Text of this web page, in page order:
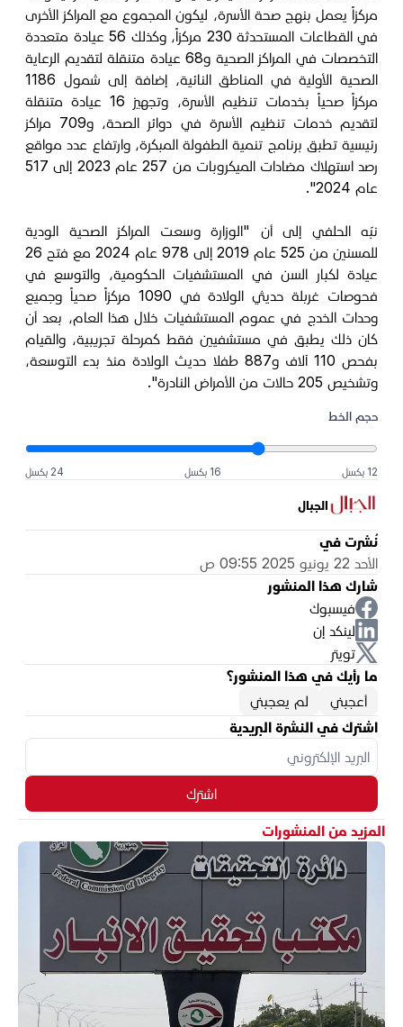
مركزاً يعمل بنهج صحة الأسرة، ليكون المجموع مع المراكز الأخرى
في القطاعات المستحدثة 230 مركزاً، وكذلك 56 عيادة متعددة
التخصصات في المراكز الصحية و68 عيادة متنقلة لتقديم الرعاية
الصحية الأولية في المناطق النائية، إضافة إلى شمول 1186
مركزاً صحياً بخدمات تنظيم الأسرة، وتجهيز 16 عيادة متنقلة
لتقديم خدمات تنظيم الأسرة في دوائر الصحة، و709 مراكز
رئيسية تطبق برنامج تنمية الطفولة المبكرة، وارتفاع عدد مواقع
رصد استهلاك مضادات الميكروبات من 257 عام 2023 إلى 517
عام 2024".
نبّه الحلفي إلى أن "الوزارة وسعت المراكز الصحية الودية
للمسنين من 525 عام 2019 إلى 978 عام 2024 مع فتح 26
عيادة لكبار السن في المستشفيات الحكومية، والتوسع في
فحوصات غربلة حديثي الولادة في 1090 مركزاً صحياً وجميع
وحدات الخدج في عموم المستشفيات خلال هذا العام، بعد أن
كان ذلك يطبق في مستشفيين فقط كمرحلة تجريبية، والقيام
بفحص 110 آلاف و887 طفلا حديث الولادة منذ بدء التوسعة،
وتشخيص 205 حالات من الأمراض النادرة".
حجم الخط
12 بكسل 16 بكسل 24 بكسل
الجبال
نُشرت في
الأحد 22 يونيو 2025 09:55 ص
شارك هذا المنشور
فيسبوك
لينكد إن
تويتر
ما رأيك في هذا المنشور؟
أعجبني
لم يعجبني
اشترك في النشرة البريدية
اشترك
المزيد من المنشورات